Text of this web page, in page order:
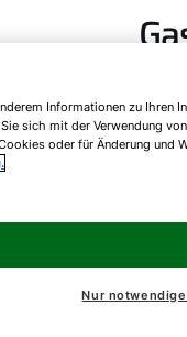
Informationen zu Ihren
sich mit der Verwendung
oder für Änderung und
Nur